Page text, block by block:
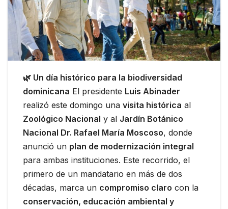
🌿 Un día histórico para la biodiversidad
dominicana El presidente Luis Abinader
realizó este domingo una visita histórica al
Zoológico Nacional y al Jardín Botánico
Nacional Dr. Rafael María Moscoso, donde
anunció un plan de modernización integral
para ambas instituciones. Este recorrido, el
primero de un mandatario en más de dos
décadas, marca un compromiso claro con la
conservación, educación ambiental y